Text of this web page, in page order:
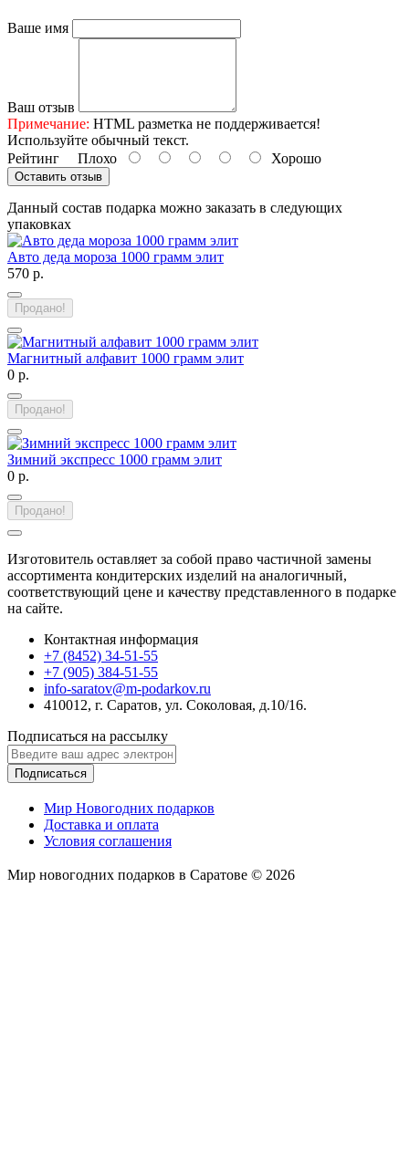
Ваше имя
Ваш отзыв
Примечание: HTML разметка не поддерживается!
Используйте обычный текст.
Рейтинг Плохо Хорошо
Оставить отзыв
Данный состав подарка можно заказать в следующих
упаковках
Авто деда мороза 1000 грамм элит
570 р.
Продано!
Магнитный алфавит 1000 грамм элит
0 р.
Продано!
Зимний экспресс 1000 грамм элит
0 р.
Продано!
Изготовитель оставляет за собой право частичной замены
ассортимента кондитерских изделий на аналогичный,
соответствующий цене и качеству представленного в подарке
на сайте.
Контактная информация
+7 (8452) 34-51-55
+7 (905) 384-51-55
info-saratov@m-podarkov.ru
410012, г. Саратов, ул. Соколовая, д.10/16.
Подписаться на рассылку
Подписаться
Мир Новогодних подарков
Доставка и оплата
Условия соглашения
Мир новогодних подарков в Саратове © 2026